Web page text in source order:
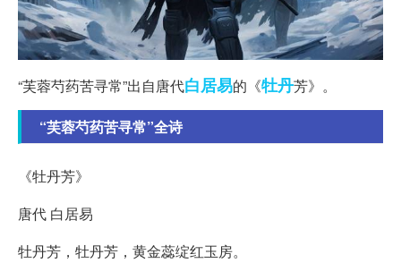
“芙蓉芍药苦寻常”出自唐代白居易的《牡丹芳》。
“芙蓉芍药苦寻常”全诗
《牡丹芳》
唐代 白居易
牡丹芳，牡丹芳，黄金蕊绽红玉房。